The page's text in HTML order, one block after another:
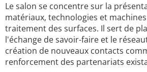
Le salon se concentre sur la
matériaux, technologies et
traitement des surfaces. Il sert de
l'échange de savoir-faire et le
création de nouveaux contacts
renforcement des partenariats